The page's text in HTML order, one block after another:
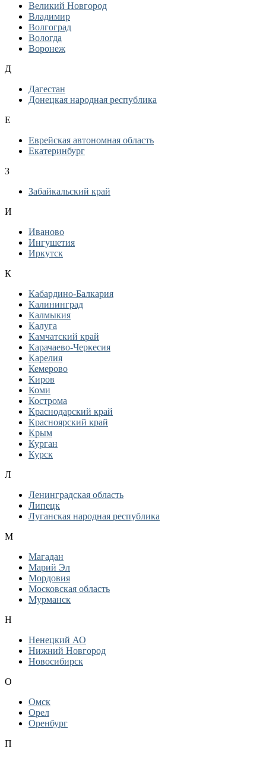
Великий Новгород
Владимир
Волгоград
Вологда
Воронеж
Д
Дагестан
Донецкая народная республика
Е
Еврейская автономная область
Екатеринбург
З
Забайкальский край
И
Иваново
Ингушетия
Иркутск
К
Кабардино-Балкария
Калининград
Калмыкия
Калуга
Камчатский край
Карачаево-Черкесия
Карелия
Кемерово
Киров
Коми
Кострома
Краснодарский край
Красноярский край
Крым
Курган
Курск
Л
Ленинградская область
Липецк
Луганская народная республика
М
Магадан
Марий Эл
Мордовия
Московская область
Мурманск
Н
Ненецкий АО
Нижний Новгород
Новосибирск
О
Омск
Орел
Оренбург
П